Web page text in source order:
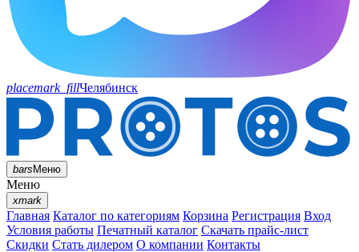
placemark_fillЧелябинск
barsМеню
Меню
xmark
Главная Каталог по категориям Корзина Регистрация Вход
Условия работы Печатный каталог Скачать прайс-лист
Скидки Стать дилером О компании Контакты